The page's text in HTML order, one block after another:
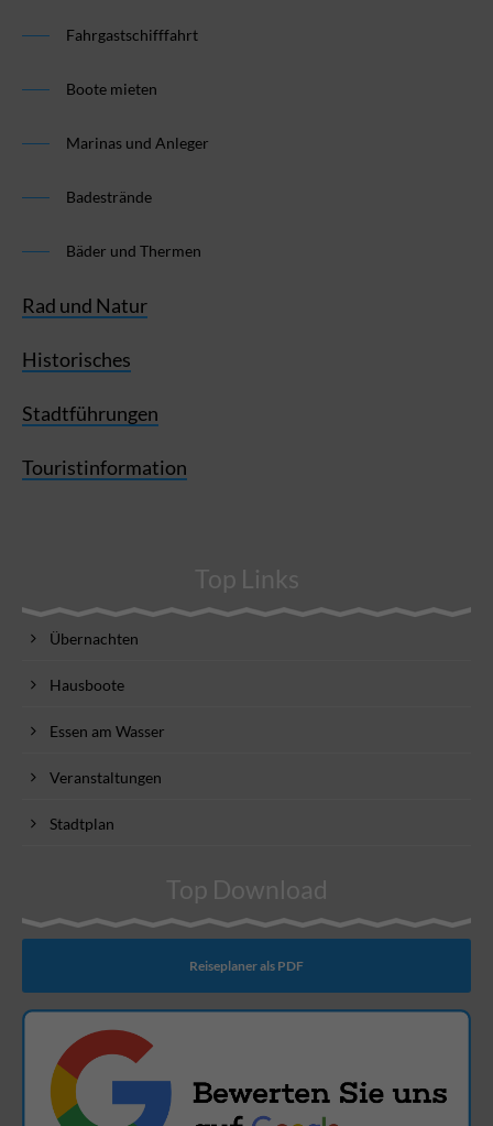
Fahrgastschifffahrt
Boote mieten
Marinas und Anleger
Badestrände
Bäder und Thermen
Rad und Natur
Historisches
Stadtführungen
Touristinformation
Top Links
Übernachten
Hausboote
Essen am Wasser
Veranstaltungen
Stadtplan
Top Download
Reiseplaner als PDF